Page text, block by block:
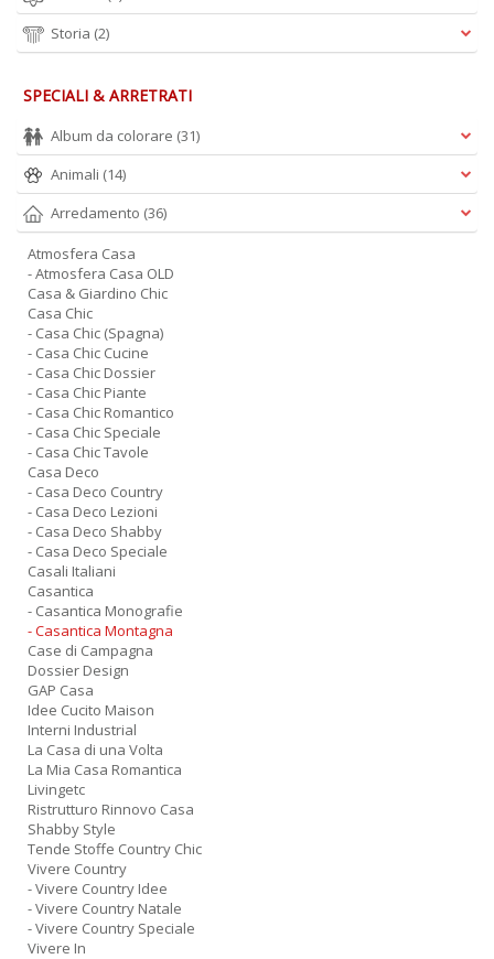
Storia (2)
SPECIALI & ARRETRATI
Album da colorare (31)
Animali (14)
Arredamento (36)
Atmosfera Casa
- Atmosfera Casa OLD
Casa & Giardino Chic
Casa Chic
- Casa Chic (Spagna)
- Casa Chic Cucine
- Casa Chic Dossier
- Casa Chic Piante
- Casa Chic Romantico
- Casa Chic Speciale
- Casa Chic Tavole
Casa Deco
- Casa Deco Country
- Casa Deco Lezioni
- Casa Deco Shabby
- Casa Deco Speciale
Casali Italiani
Casantica
- Casantica Monografie
- Casantica Montagna
Case di Campagna
Dossier Design
GAP Casa
Idee Cucito Maison
Interni Industrial
La Casa di una Volta
La Mia Casa Romantica
Livingetc
Ristrutturo Rinnovo Casa
Shabby Style
Tende Stoffe Country Chic
Vivere Country
- Vivere Country Idee
- Vivere Country Natale
- Vivere Country Speciale
Vivere In